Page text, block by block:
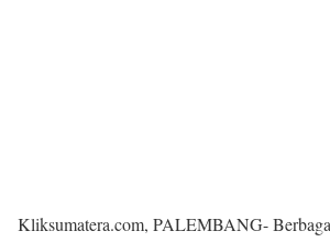
Kliksumatera.com, PALEMBANG-